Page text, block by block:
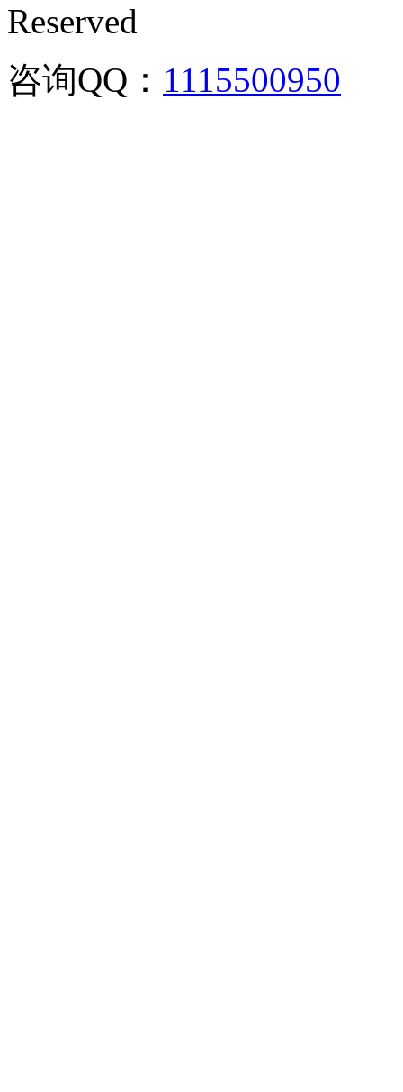
Reserved
咨询QQ： 1115500950